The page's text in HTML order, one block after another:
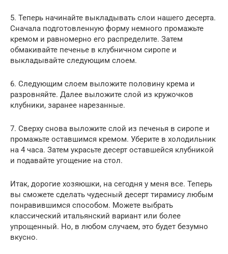
5. Теперь начинайте выкладывать слои нашего десерта.
Сначала подготовленную форму немного промажьте
кремом и равномерно его распределите. Затем
обмакивайте печенье в клубничном сиропе и
выкладывайте следующим слоем.
6. Следующим слоем выложите половину крема и
разровняйте. Далее выложите слой из кружочков
клубники, заранее нарезанные.
7. Сверху снова выложите слой из печенья в сиропе и
промажьте оставшимся кремом. Уберите в холодильник
на 4 часа. Затем украсьте десерт оставшейся клубникой
и подавайте угощение на стол.
Итак, дорогие хозяюшки, на сегодня у меня все. Теперь
вы сможете сделать чудесный десерт тирамису любым
понравившимся способом. Можете выбрать
классический итальянский вариант или более
упрощенный. Но, в любом случаем, это будет безумно
вкусно.